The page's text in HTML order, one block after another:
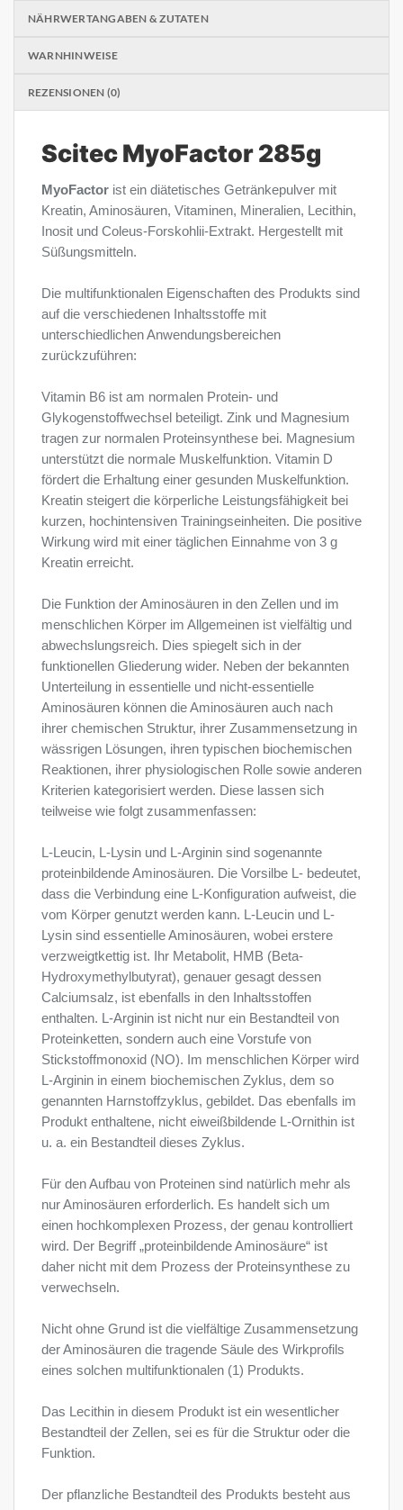
NÄHRWERTANGABEN & ZUTATEN
WARNHINWEISE
REZENSIONEN (0)
Scitec MyoFactor 285g
MyoFactor ist ein diätetisches Getränkepulver mit
Kreatin, Aminosäuren, Vitaminen, Mineralien, Lecithin,
Inosit und Coleus-Forskohlii-Extrakt. Hergestellt mit
Süßungsmitteln.
Die multifunktionalen Eigenschaften des Produkts sind
auf die verschiedenen Inhaltsstoffe mit
unterschiedlichen Anwendungsbereichen
zurückzuführen:
Vitamin B6 ist am normalen Protein- und
Glykogenstoffwechsel beteiligt. Zink und Magnesium
tragen zur normalen Proteinsynthese bei. Magnesium
unterstützt die normale Muskelfunktion. Vitamin D
fördert die Erhaltung einer gesunden Muskelfunktion.
Kreatin steigert die körperliche Leistungsfähigkeit bei
kurzen, hochintensiven Trainingseinheiten. Die positive
Wirkung wird mit einer täglichen Einnahme von 3 g
Kreatin erreicht.
Die Funktion der Aminosäuren in den Zellen und im
menschlichen Körper im Allgemeinen ist vielfältig und
abwechslungsreich. Dies spiegelt sich in der
funktionellen Gliederung wider. Neben der bekannten
Unterteilung in essentielle und nicht-essentielle
Aminosäuren können die Aminosäuren auch nach
ihrer chemischen Struktur, ihrer Zusammensetzung in
wässrigen Lösungen, ihren typischen biochemischen
Reaktionen, ihrer physiologischen Rolle sowie anderen
Kriterien kategorisiert werden. Diese lassen sich
teilweise wie folgt zusammenfassen:
L-Leucin, L-Lysin und L-Arginin sind sogenannte
proteinbildende Aminosäuren. Die Vorsilbe L- bedeutet,
dass die Verbindung eine L-Konfiguration aufweist, die
vom Körper genutzt werden kann. L-Leucin und L-
Lysin sind essentielle Aminosäuren, wobei erstere
verzweigtkettig ist. Ihr Metabolit, HMB (Beta-
Hydroxymethylbutyrat), genauer gesagt dessen
Calciumsalz, ist ebenfalls in den Inhaltsstoffen
enthalten. L-Arginin ist nicht nur ein Bestandteil von
Proteinketten, sondern auch eine Vorstufe von
Stickstoffmonoxid (NO). Im menschlichen Körper wird
L-Arginin in einem biochemischen Zyklus, dem so
genannten Harnstoffzyklus, gebildet. Das ebenfalls im
Produkt enthaltene, nicht eiweißbildende L-Ornithin ist
u. a. ein Bestandteil dieses Zyklus.
Für den Aufbau von Proteinen sind natürlich mehr als
nur Aminosäuren erforderlich. Es handelt sich um
einen hochkomplexen Prozess, der genau kontrolliert
wird. Der Begriff „proteinbildende Aminosäure“ ist
daher nicht mit dem Prozess der Proteinsynthese zu
verwechseln.
Nicht ohne Grund ist die vielfältige Zusammensetzung
der Aminosäuren die tragende Säule des Wirkprofils
eines solchen multifunktionalen (1) Produkts.
Das Lecithin in diesem Produkt ist ein wesentlicher
Bestandteil der Zellen, sei es für die Struktur oder die
Funktion.
Der pflanzliche Bestandteil des Produkts besteht aus